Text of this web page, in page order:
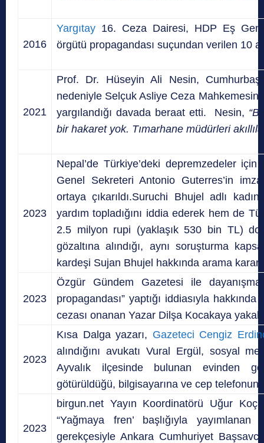
2016
Yargıtay 16. Ceza Dairesi, HDP Eş
örgütü propagandası suçundan verilen 10
2021
Prof. Dr. Hüseyin Ali Nesin,
nedeniyle Selçuk Asliye Ceza
yargılandığı davada beraat etti. Nesin,
bir hakaret yok. Tımarhane müdürleri
2023
Nepal’de Türkiye’deki depremzedeler
Genel Sekreteri Antonio Guterres’in
ortaya çıkarıldı.Suruchi Bhujel adlı
yardım topladığını iddia ederek hem de
2.5 milyon rupi (yaklaşık 530 bin TL)
gözaltına alındığı, aynı soruşturma
kardeşi Sujan Bhujel hakkında arama kararı
2023
Özgür Gündem Gazetesi ile
propagandası” yaptığı iddiasıyla
cezası onanan Yazar Dilşa Kocakaya
2023
Kısa Dalga yazarı, Gazeteci Cengiz
alındığını avukatı Vural Ergül, sosyal
Ayvalık ilçesinde bulunan evinden
götürüldüğü, bilgisayarına ve cep
2023
birgun.net Yayın Koordinatörü Uğur
“Yağmaya fren’ başlığıyla
gerekçesiyle Ankara Cumhuriyet